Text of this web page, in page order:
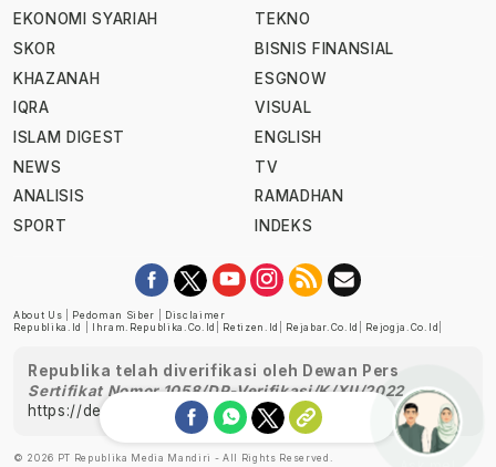
EKONOMI SYARIAH
SKOR
KHAZANAH
IQRA
ISLAM DIGEST
NEWS
ANALISIS
SPORT
TEKNO
BISNIS FINANSIAL
ESGNOW
VISUAL
ENGLISH
TV
RAMADHAN
INDEKS
About Us Pedoman Siber
Disclaimer
Republika.id
Ihram.republika.co.id Retizen.id Rejabar.co.id Rejogja.co.id
Republika telah diverifikasi oleh Dewan Pers
Sertifikat Nomor 1058/DP-Verifikasi/K/XII/2022
https://dewanpers.or.id/data/perusahaanpers
© 2026 PT Republika Media Mandiri - All Rights Reserved.